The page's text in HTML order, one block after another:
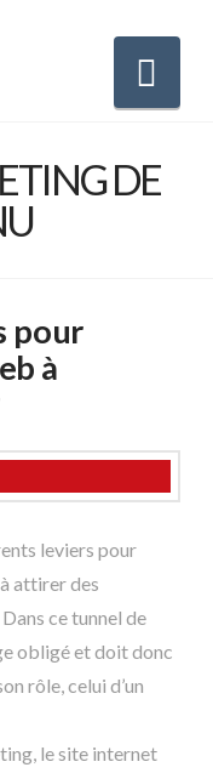
DE
pour
à
leviers pour
attirer des
ce tunnel de
obligé et doit donc
rôle, celui d’un
le site internet